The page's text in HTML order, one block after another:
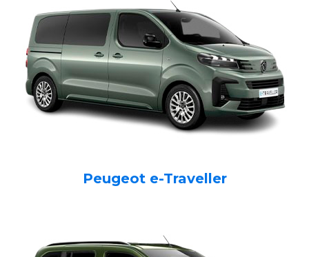
Peugeot e-Traveller